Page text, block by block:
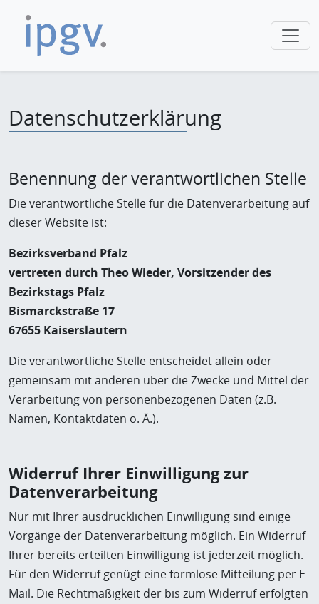
Datenschutzerklärung
Benennung der verantwortlichen Stelle
Die verantwortliche Stelle für die Datenverarbeitung auf
dieser Website ist:
Bezirksverband Pfalz
vertreten durch Theo Wieder, Vorsitzender des
Bezirkstags Pfalz
Bismarckstraße 17
67655 Kaiserslautern
Die verantwortliche Stelle entscheidet allein oder
gemeinsam mit anderen über die Zwecke und Mittel der
Verarbeitung von personenbezogenen Daten (z.B.
Namen, Kontaktdaten o. Ä.).
Widerruf Ihrer Einwilligung zur
Datenverarbeitung
Nur mit Ihrer ausdrücklichen Einwilligung sind einige
Vorgänge der Datenverarbeitung möglich. Ein Widerruf
Ihrer bereits erteilten Einwilligung ist jederzeit möglich.
Für den Widerruf genügt eine formlose Mitteilung per E-
Mail. Die Rechtmäßigkeit der bis zum Widerruf erfolgten